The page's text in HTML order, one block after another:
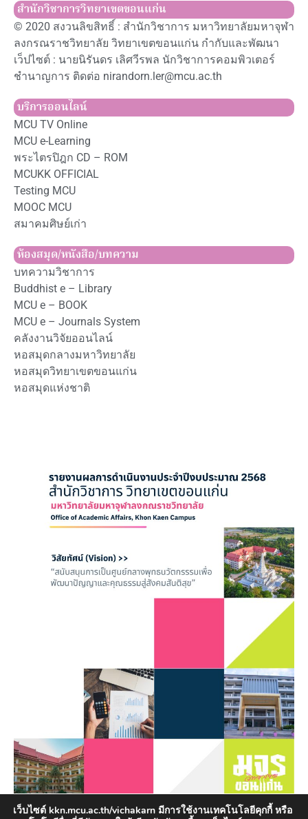
สำนักวิชาการวิทยาเขตขอนแก่น
© 2020 สงวนลิขสิทธิ์ : สำนักวิชาการ มหาวิทยาลัยมหาจุฬา
ลงกรณราชวิทยาลัย วิทยาเขตขอนแก่น กำกับและพัฒนา
เว็ปไซต์ : นายนิรันดร เลิศวีรพล นักวิชาการคอมพิวเตอร์
ชำนาญการ ติดต่อ nirandorn.ler@mcu.ac.th
บริการออนไลน์
MCU TV Online
MCU e-Learning
พระไตรปิฎก CD – ROM
MCUKK OFFICIAL
Testing MCU
MOOC MCU
สมาคมศิษย์เก่า
ห้องสมุด/หนังสือ/บทความ
บทความวิชาการ
Buddhist e – Library
MCU e – BOOK
MCU e – Journals System
คลังงานวิจัยออนไลน์
หอสมุดกลางมหาวิทยาลัย
หอสมุดวิทยาเขตขอนแก่น
หอสมุดแห่งชาติ
เว็บไซต์ kkn.mcu.ac.th/vichakarn มีการใช้งานเทคโนโลยีคุกกี้ หรือ